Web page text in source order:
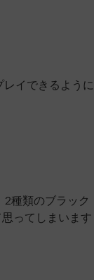
イできるように
種類のブラック
ってしまいます